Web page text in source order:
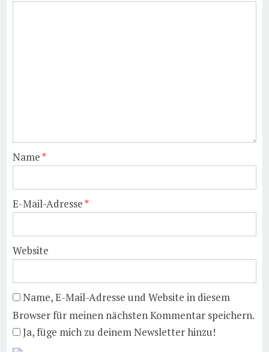
Name*
E-Mail-Adresse*
Website
Name, E-Mail-Adresse und Website in diesem
Browser für meinen nächsten Kommentar speichern.
Ja, füge mich zu deinem Newsletter hinzu!